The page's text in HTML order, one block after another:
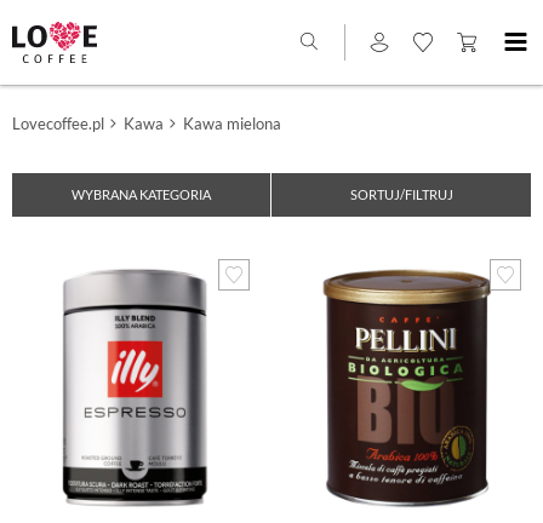
Lovecoffee.pl Kawa Kawa mielona
WYBRANA KATEGORIA SORTUJ/FILTRUJ